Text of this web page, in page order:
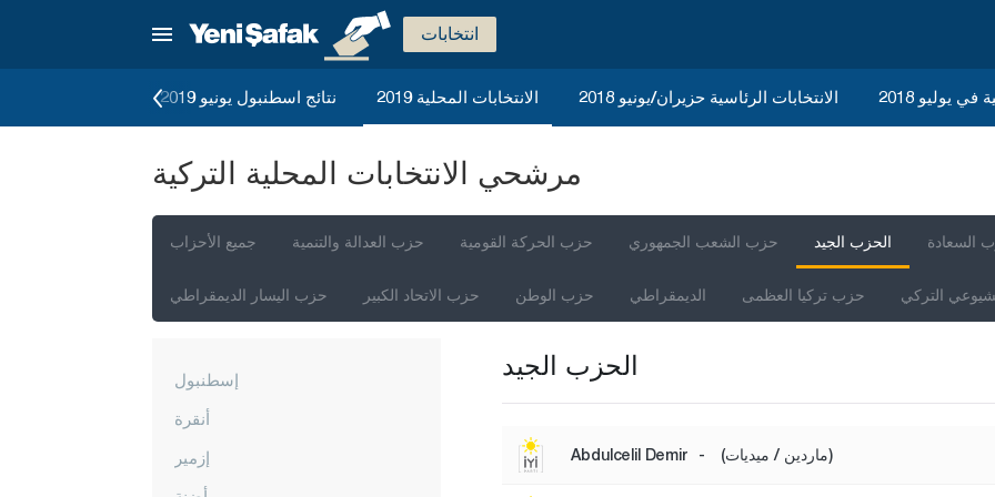
انتخابات
نتائج اسطنبول يونيو 2019 الانتخابات المحلية 2019 الانتخابات الرئاسية حزيران/يونيو 2018 يوليو 2018
مرشحي الانتخابات المحلية التركية
جميع الأحزاب حزب العدالة والتنمية حزب الحركة القومية حزب الشعب الجمهوري الحزب الجيد السعادة
حزب اليسار الديمقراطي حزب الاتحاد الكبير حزب الوطن الديمقراطي حزب تركيا العظمى التركي
إسطنبول
أنقرة
إزمير
الحزب الجيد
Abdulcelil Demir - (ماردين / ميديات)